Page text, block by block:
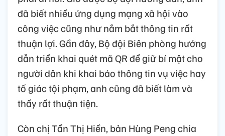
đã biết nhiều ứng dụng mạng xã hội vào
công việc cũng như nắm bắt thông tin rất
thuận lợi. Gần đây, Bộ đội Biên phòng hướng
dẫn triển khai quét mã QR để giữ bí mật cho
người dân khi khai báo thông tin vụ việc hay
tố giác tội phạm, anh cũng đã biết làm và
thấy rất thuận tiện.
Còn chị Tẩn Thị Hiền, bản Hùng Peng chia